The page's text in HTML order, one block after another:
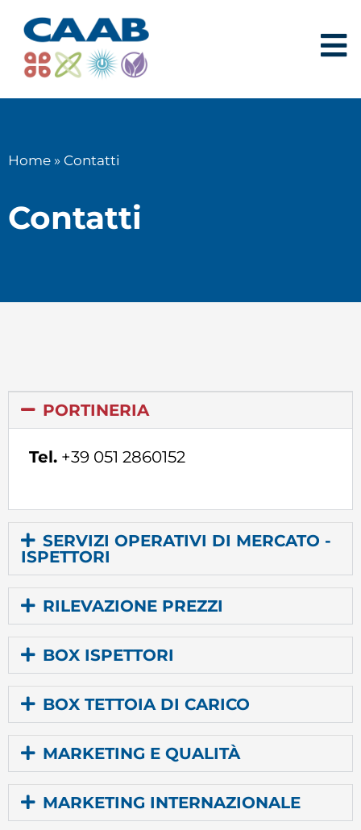
Home » Contatti
Contatti
PORTINERIA
Tel. +39 051 2860152
SERVIZI OPERATIVI DI MERCATO -
ISPETTORI
RILEVAZIONE PREZZI
BOX ISPETTORI
BOX TETTOIA DI CARICO
MARKETING E QUALITÀ
MARKETING INTERNAZIONALE